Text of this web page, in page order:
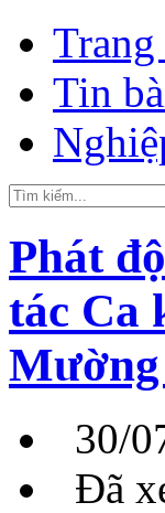
Trang
Tin
Phát
tác Ca
30/
Đã